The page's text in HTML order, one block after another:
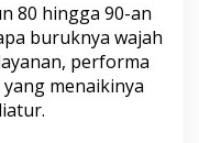
80 hingga 90-an
buruknya wajah
performa
menaikinya